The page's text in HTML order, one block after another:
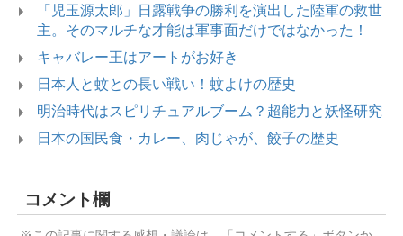
「児玉源太郎」日露戦争の勝利を演出した陸軍の救世
主。そのマルチな才能は軍事面だけではなかった！
キャバレー王はアートがお好き
日本人と蚊との長い戦い！蚊よけの歴史
明治時代はスピリチュアルブーム？超能力と妖怪研究
日本の国民食・カレー、肉じゃが、餃子の歴史
コメント欄